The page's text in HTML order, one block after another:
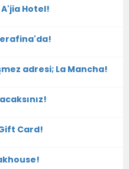
Hotel!
adresi; La Mancha!
Card!